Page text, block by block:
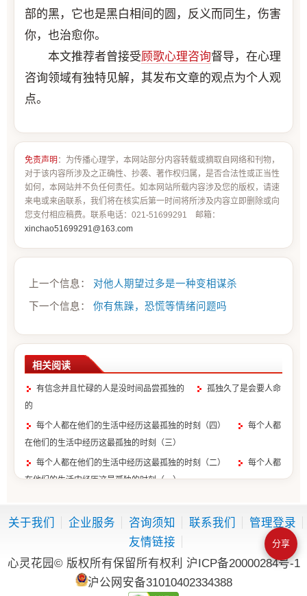
部的黑，它也是黑白相间的圆，反义而同生，伤害
你，也治愈你。
本文推荐者曾接受顾歌心理咨询督导，在心理
咨询领域有独特见解，其发布文章的观点为个人观
点。
免责声明 ：为传播心理学，本网站部分内容转载或摘取自网络和刊物，
对于该内容所涉及之正确性、抄袭、著作权归属，是否合法性或正当性
如何，本网站并不负任何责任。如本网站所载内容涉及您的版权，请速
来电或来函联系，我们将在核实后第一时间将所涉及内容立即删除或向
您支付相应稿费。联系电话：021-51699291 邮箱：
xinchao51699291@163.com
上一个信息： 对他人期望过多是一种变相谋杀
下一个信息： 你有焦躁，恐慌等情绪问题吗
相关阅读
有信念并且忙碌的人是没时间品尝孤独的
孤独久了是会要人命
的
每个人都在他们的生活中经历这最孤独的时刻（四）
每个人都
在他们的生活中经历这最孤独的时刻（三）
每个人都在他们的生活中经历这最孤独的时刻（二）
每个人都
在他们的生活中经历这最孤独的时刻（一）
这世界永远有明天并且你一定会到达
当你觉得孤独时，孤独正
关于我们 企业服务 咨询须知 联系我们
管理登录
友情链接
心灵花园© 版权所有保留所有权利 沪ICP备20000284号-1
沪公网安备31010402334388
分享